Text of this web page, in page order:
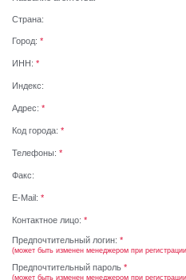
Страна:
Город: *
ИНН: *
Индекс:
Адрес: *
Код города: *
Телефоны: *
Факс:
E-Mail: *
Контактное лицо: *
Предпочтительный логин: *
(может быть изменен менеджером при
Предпочтительный пароль *
(может быть изменен менеджером при